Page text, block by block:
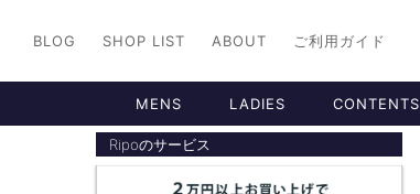
BLOG SHOP LIST ABOUT ご利用ガイド
MENS LADIES CONTENTS
Ripoのサービス